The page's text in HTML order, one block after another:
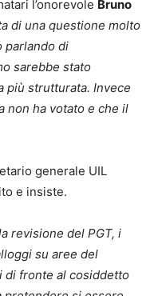
l’onorevole Bruno
di una questione molto
parlando di
sarebbe stato
più strutturata. Invece
non ha votato e che il
generale UIL
e insiste.
revisione del PGT, i
su aree del
di fronte al cosiddetto